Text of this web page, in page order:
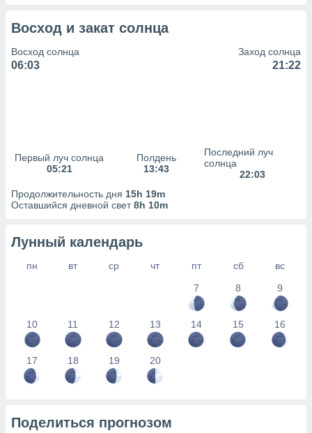
Восход и закат солнца
Восход солнца
06:03
Заход солнца
21:22
Первый луч солнца
05:21
Полдень
13:43
Последний луч
солнца
22:03
Продолжительность дня 15h 19m
Оставшийся дневной свет8h 10m
Лунный календарь
пн вт ср чт пт сб
вс
7
8 9
10 11 12 13 14 15 16
17 18 19 20
Поделиться прогнозом